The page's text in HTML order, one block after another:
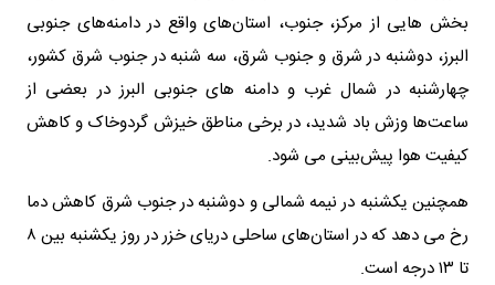
بخش هایی از مرکز، جنوب، استان‌های واقع در دامنه‌های جنوبی
البرز، دوشنبه در شرق و جنوب شرق، سه شنبه در جنوب شرق کشور،
چهارشنبه در شمال غرب و دامنه های جنوبی البرز در بعضی از
ساعت‌ها وزش باد شدید، در برخی مناطق خیزش گردوخاک و کاهش
کیفیت هوا پیش‌بینی می شود.
همچنین یکشنبه در نیمه شمالی و دوشنبه در جنوب شرق کاهش دما
رخ می دهد که در استان‌های ساحلی دریای خزر در روز یکشنبه بین ۸
تا ۱۳ درجه است.